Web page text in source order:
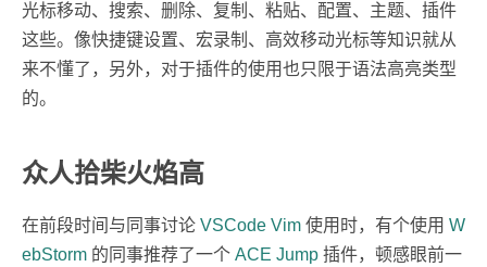
光标移动、搜索、删除、复制、粘贴、配置、主题、插件
这些。像快捷键设置、宏录制、高效移动光标等知识就从
来不懂了，另外，对于插件的使用也只限于语法高亮类型
的。
众人拾柴火焰高
在前段时间与同事讨论 VSCode Vim 使用时，有个使用 W
ebStorm 的同事推荐了一个 ACE Jump 插件，顿感眼前一